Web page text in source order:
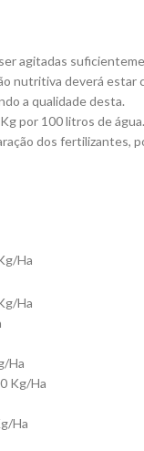
agitadas
nutritiva deverá estar
a qualidade desta.
por 100 litros de
dos fertilizantes,
Ha
Ha
Ha
Kg/Ha
Ha